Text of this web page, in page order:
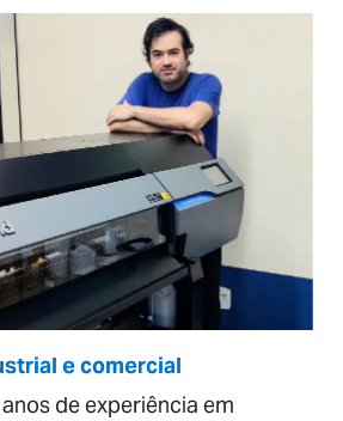
e comercial
de experiência em